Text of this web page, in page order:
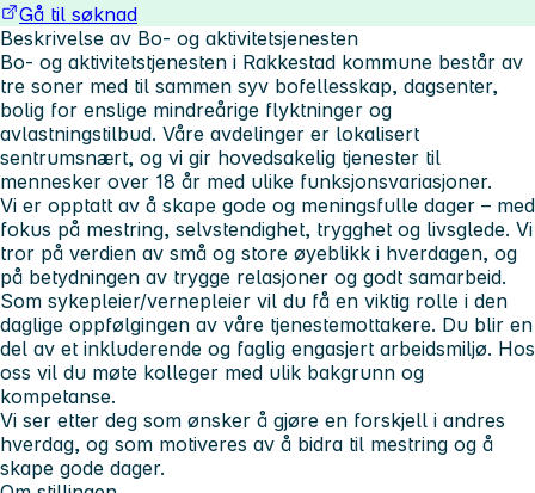
Gå til søknad
Beskrivelse av Bo- og aktivitetsjenesten
Bo- og aktivitetstjenesten i Rakkestad kommune består av
tre soner med til sammen syv bofellesskap, dagsenter,
bolig for enslige mindreårige flyktninger og
avlastningstilbud. Våre avdelinger er lokalisert
sentrumsnært, og vi gir hovedsakelig tjenester til
mennesker over 18 år med ulike funksjonsvariasjoner.
Vi er opptatt av å skape gode og meningsfulle dager – med
fokus på mestring, selvstendighet, trygghet og livsglede. Vi
tror på verdien av små og store øyeblikk i hverdagen, og
på betydningen av trygge relasjoner og godt samarbeid.
Som sykepleier/vernepleier vil du få en viktig rolle i den
daglige oppfølgingen av våre tjenestemottakere. Du blir en
del av et inkluderende og faglig engasjert arbeidsmiljø. Hos
oss vil du møte kolleger med ulik bakgrunn og
kompetanse.
Vi ser etter deg som ønsker å gjøre en forskjell i andres
hverdag, og som motiveres av å bidra til mestring og å
skape gode dager.